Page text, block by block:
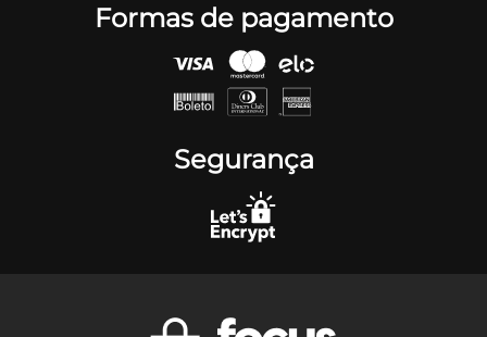
Formas de pagamento
Segurança